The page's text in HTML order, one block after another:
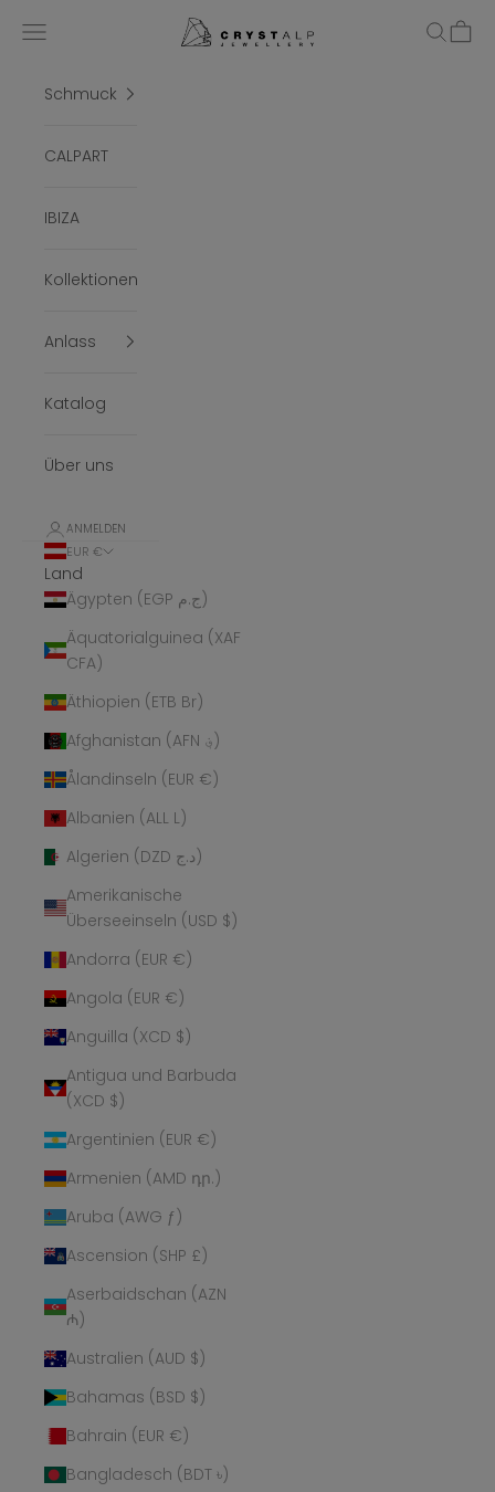
crystalpjewelry
Menü Suchen
Schmuck
CALPART
IBIZA
Kollektionen
Anlass
Katalog
Über uns
ANMELDEN
EUR €
Land
Ägypten (EGP ج.م)
Äquatorialguinea (XAF
CFA)
Äthiopien (ETB Br)
Afghanistan (AFN ؋)
Ålandinseln (EUR €)
Albanien (ALL L)
Algerien (DZD د.ج)
Amerikanische
Überseeinseln (USD $)
Andorra (EUR €)
Angola (EUR €)
Anguilla (XCD $)
Antigua und Barbuda
(XCD $)
Argentinien (EUR €)
Armenien (AMD դր.)
Aruba (AWG ƒ)
Ascension (SHP £)
Aserbaidschan (AZN
₼)
Australien (AUD $)
Bahamas (BSD $)
Bahrain (EUR €)
Bangladesch (BDT ৳)